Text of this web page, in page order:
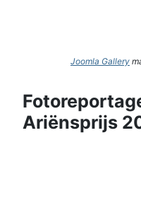
Joomla Gallery
Ariënsprijs